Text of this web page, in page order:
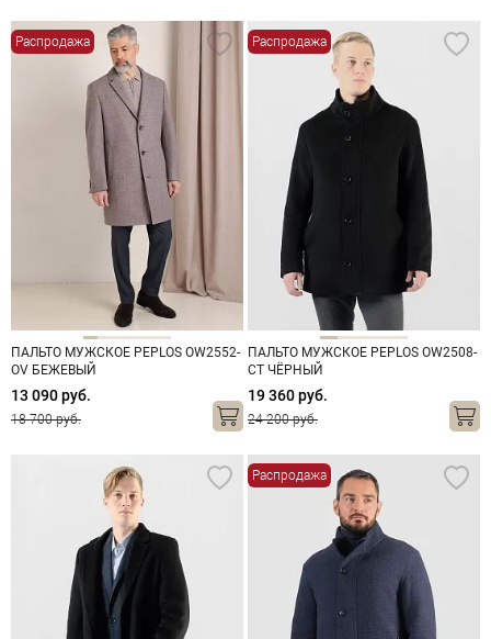
Распродажа
ПАЛЬТО МУЖСКОЕ PEPLOS OW2552-
OV БЕЖЕВЫЙ
13 090 руб.
18 700 руб.
Распродажа
ПАЛЬТО МУЖСКОЕ PEPLOS OW2508-
CT ЧЁРНЫЙ
19 360 руб.
24 200 руб.
Распродажа